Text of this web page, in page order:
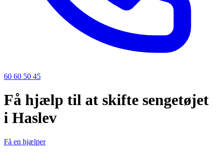
60 60 50 45
Få hjælp til at skifte sengetøjet
i Haslev
Få en hjælper